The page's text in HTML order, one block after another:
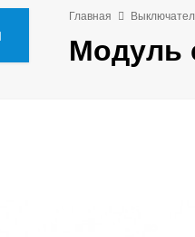
Главная
Модуль